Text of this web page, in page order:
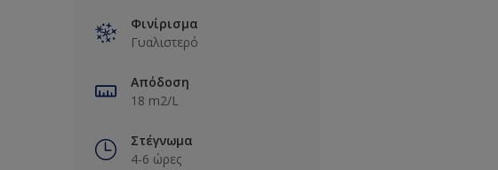
Φινίρισμα
Γυαλιστερό
Απόδοση
18 m2/L
Στέγνωμα
4-6 ώρες